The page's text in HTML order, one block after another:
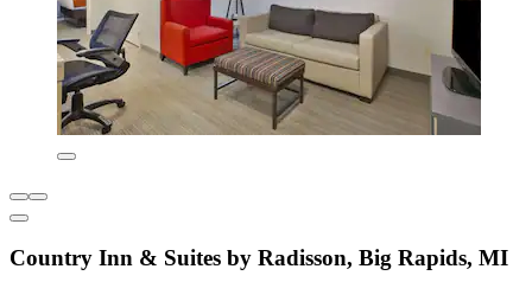
Country Inn & Suites by Radisson, Big Rapids, MI